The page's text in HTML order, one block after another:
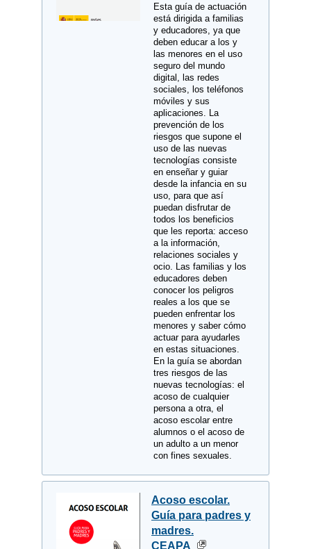
Esta guía de actuación
está dirigida a familias
y educadores, ya que
deben educar a los y
las menores en el uso
seguro del mundo
digital, las redes
sociales, los teléfonos
móviles y sus
aplicaciones. La
prevención de los
riesgos que supone el
uso de las nuevas
tecnologías consiste
en enseñar y guiar
desde la infancia en su
uso, para que así
puedan disfrutar de
todos los beneficios
que les reporta: acceso
a la información,
relaciones sociales y
ocio. Las familias y los
educadores deben
conocer los peligros
reales a los que se
pueden enfrentar los
menores y saber cómo
actuar para ayudarles
en estas situaciones.
En la guía se abordan
tres riesgos de las
nuevas tecnologías: el
acoso de cualquier
persona a otra, el
acoso escolar entre
alumnos o el acoso de
un adulto a un menor
con fines sexuales.
Acoso escolar.
Guía para padres y
madres.
CEAPA